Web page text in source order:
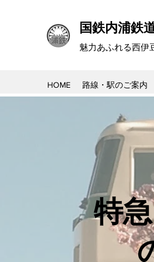
国鉄内浦鉄
魅力あふれる西伊
HOME 路線・駅のご案内
特